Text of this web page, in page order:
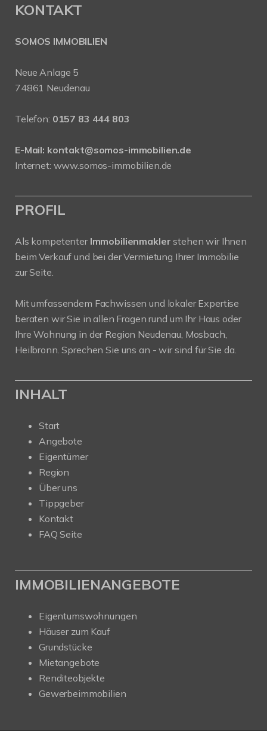
KONTAKT
SOMOS IMMOBILIEN
Neue Anlage 5
74861 Neudenau
Telefon: 0157 83 444 803
E-Mail: kontakt@somos-immobilien.de
Internet: www.somos-immobilien.de
PROFIL
Als kompetenter Immobilienmaklerstehen wir Ihnen
beim Verkauf und bei der Vermietung Ihrer Immobilie
zur Seite.
Mit umfassendem Fachwissen und lokaler Expertise
beraten wir Sie in allen Fragen rund um Ihr Haus oder
Ihre Wohnung in der Region Neudenau, Mosbach,
Heilbronn. Sprechen Sie uns an - wir sind für Sie da.
INHALT
Start
Angebote
Eigentümer
Region
Über uns
Tippgeber
Kontakt
FAQ Seite
IMMOBILIENANGEBOTE
Eigentumswohnungen
Häuser zum Kauf
Grundstücke
Mietangebote
Renditeobjekte
Gewerbeimmobilien